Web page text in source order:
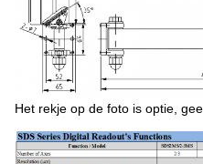
Het rekje op de foto is optie,